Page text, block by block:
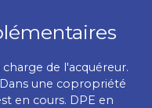
charge de l'acquéreur.
une copropriété
en cours. DPE en